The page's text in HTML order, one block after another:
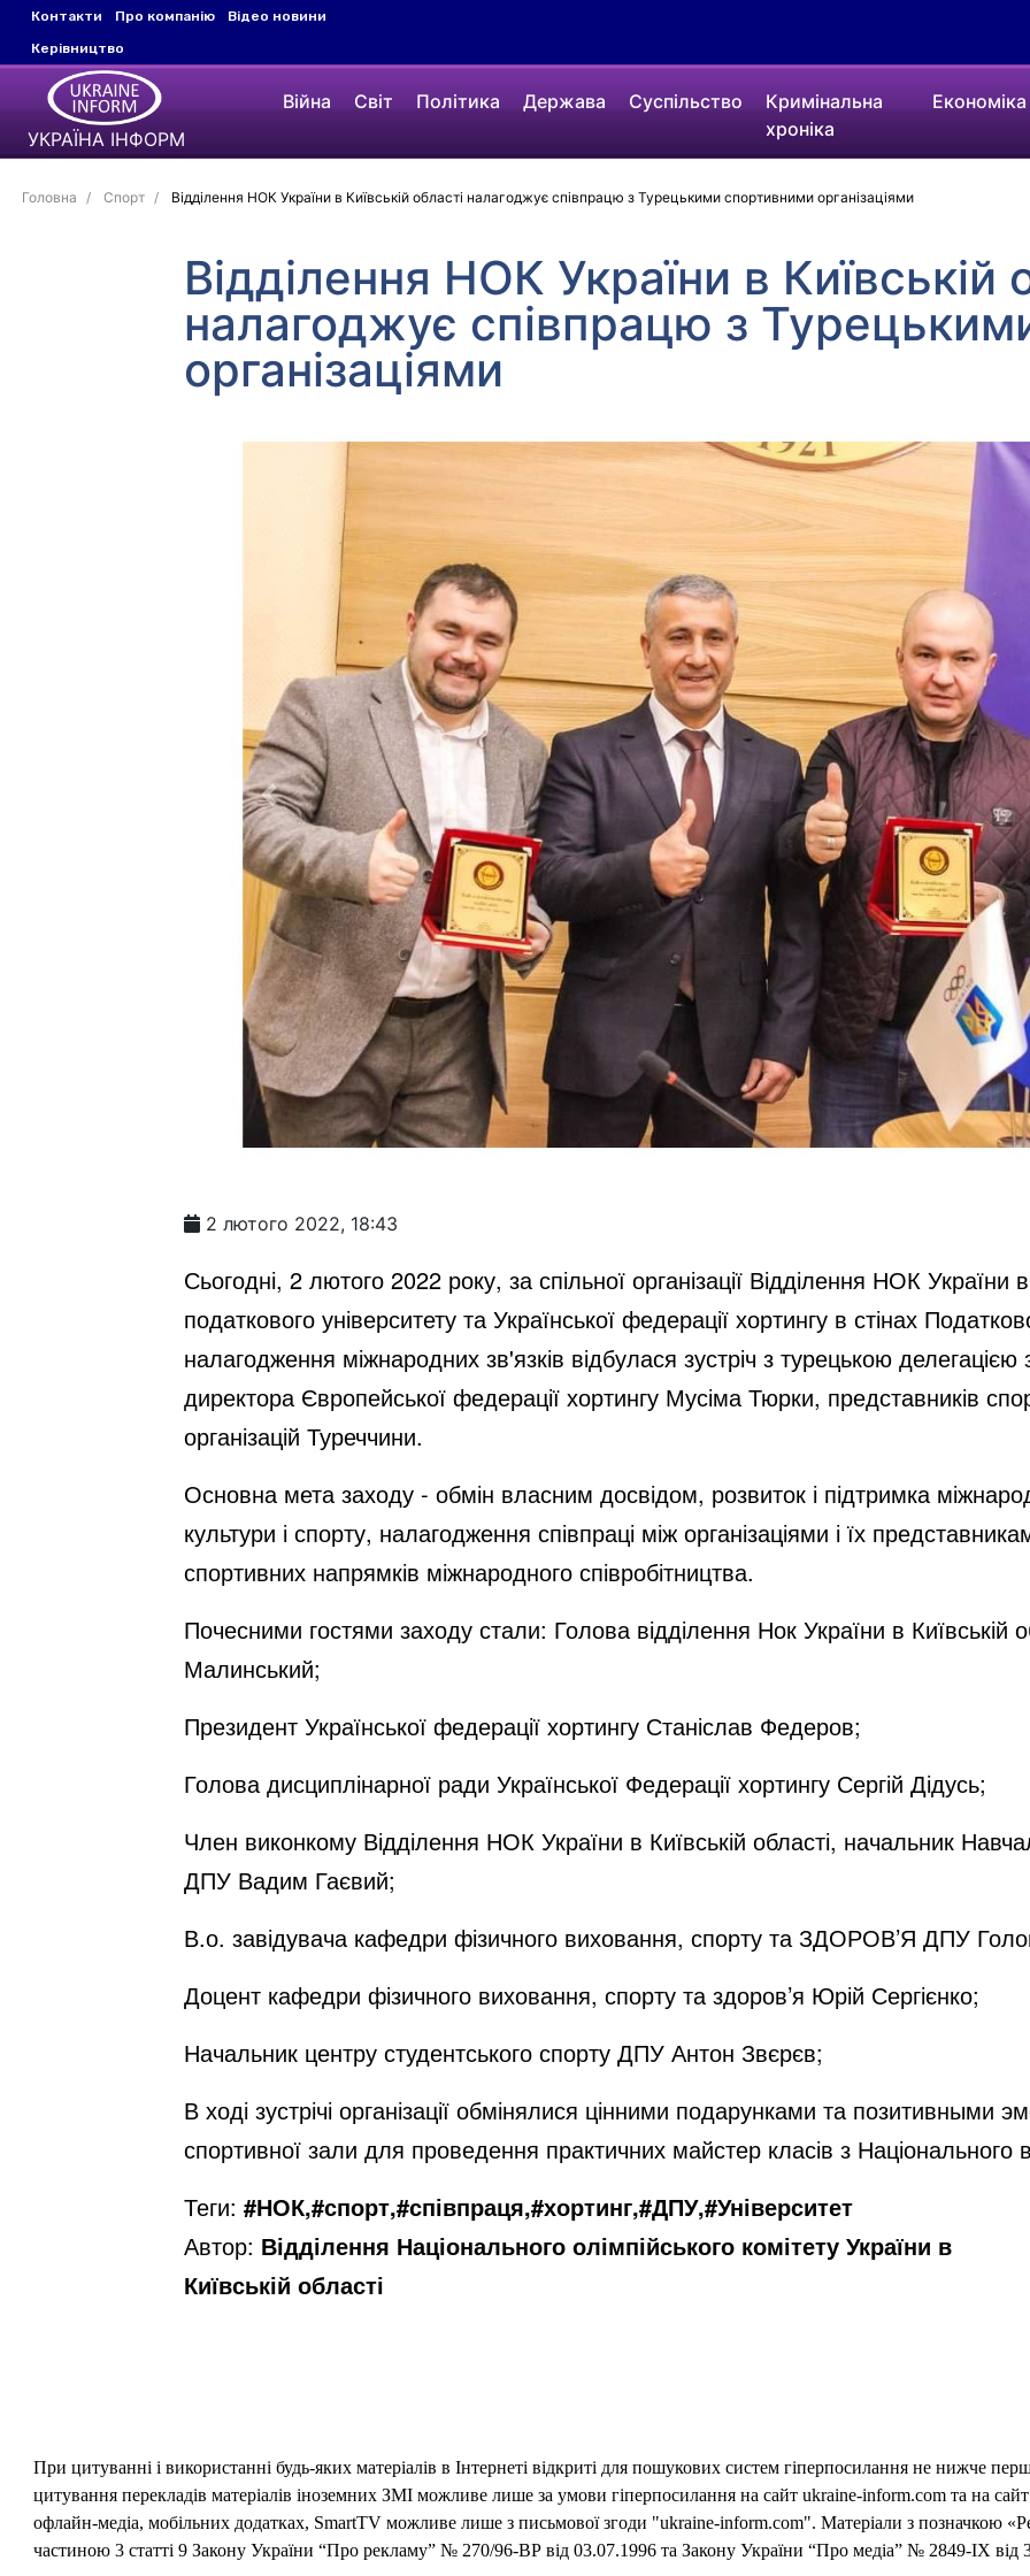
Контакти Про компанію
Відео новини
Керівництво
УКРАЇНА ІНФОРМ
Війна Світ Політика Держава Суспільство
Кримінальна
хроніка
Економіка
Головна Спорт Відділення НОК України в Київській області налагоджує співпрацю з Турецькими спортивними організаціями
Відділення НОК України в Київській
налагоджує співпрацю з
організаціями
Previous
2 лютого 2022, 18:43
Сьогодні, 2 лютого 2022 року, за спільної організації Відділення НОК України
податкового університету та Української федерації хортингу в стінах
налагодження міжнародних зв'язків відбулася зустріч з турецькою делегацією
директора Європейської федерації хортингу Мусіма Тюрки, представників
організацій Туреччини.
Основна мета заходу - обмін власним досвідом, розвиток і підтримка
культури і спорту, налагодження співпраці між організаціями і їх
спортивних напрямків міжнародного співробітництва.
Почесними гостями заходу стали: Голова відділення Нок України в Київській
Малинський;
Президент Української федерації хортингу Станіслав Федеров;
Голова дисциплінарної ради Української Федерації хортингу Сергій Дідусь;
Член виконкому Відділення НОК України в Київській області, начальник
ДПУ Вадим Гаєвий;
В.о. завідувача кафедри фізичного виховання, спорту та ЗДОРОВ’Я ДПУ
Доцент кафедри фізичного виховання, спорту та здоров’я Юрій Сергієнко;
Начальник центру студентського спорту ДПУ Антон Звєрєв;
В ході зустрічі організації обмінялися цінними подарунками та позитивными
спортивної зали для проведення практичних майстер класів з Національного
Теги: #НОК,#спорт,#співпраця,#хортинг,#ДПУ,#Університет
Автор: Відділення Національного олімпійського комітету України в
Київській області
При цитуванні і використанні будь-яких матеріалів в Інтернеті відкриті для пошукових систем гіперпосилання не нижче
цитування перекладів матеріалів іноземних ЗМІ можливе лише за умови гіперпосилання на сайт ukraine-inform.com та на
офлайн-медіа, мобільних додатках, SmartTV можливе лише з письмової згоди "ukraine-inform.com". Матеріали з позначкою
частиною 3 статті 9 Закону України “Про рекламу” № 270/96-ВР від 03.07.1996 та Закону України “Про медіа” № 2849-IX від